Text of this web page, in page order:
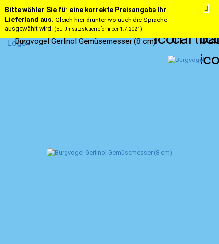
Bitte wählen Sie für eine korrekte Preisangabe Ihr
Lieferland aus. Gleich hier drunter wo auch die Sprache
ausgewählt wird. (EU-Umsatzsteuerreform per 1.7.2021)
Burgvogel Gerlinol Gemüsemesser (8 cm)